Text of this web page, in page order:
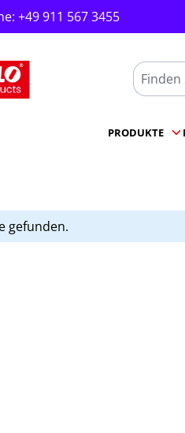
springen
+49 911 567 3455
PRODUKTE
gefunden.